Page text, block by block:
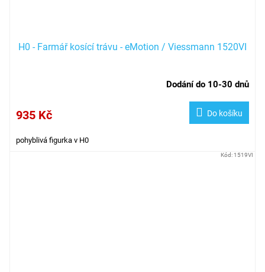
H0 - Farmář kosící trávu - eMotion / Viessmann 1520VI
Dodání do 10-30 dnů
935 Kč Do košíku
pohyblivá figurka v H0
Kód: 1519VI